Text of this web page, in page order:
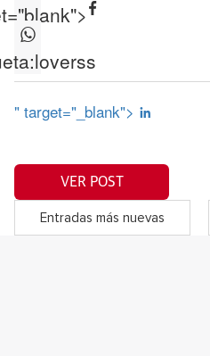
loverss
" target="_blank">
VER POST
Entradas más nuevas